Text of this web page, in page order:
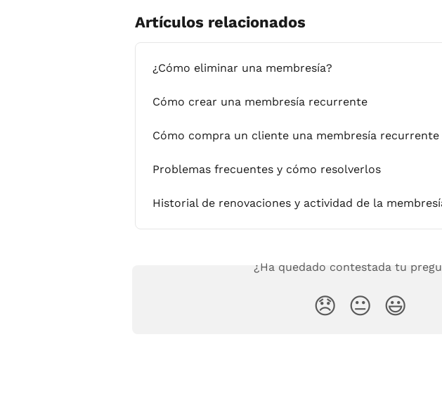
Artículos relacionados
¿Cómo eliminar una membresía?
Cómo crear una membresía recurrente
Cómo compra un cliente una membresía recurrente
Problemas frecuentes y cómo resolverlos
Historial de renovaciones y actividad de la
¿Ha quedado contestada tu
😞 😐 😃